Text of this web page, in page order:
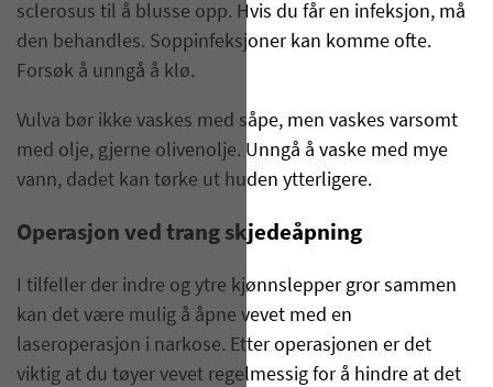
sclerosus til å blusse opp. Hvis du får en infeksjon, må
den behandles. Soppinfeksjoner kan komme ofte.
Forsøk å unngå å klø.
Vulva bør ikke vaskes med såpe, men vaskes varsomt
med olje, gjerne olivenolje. Unngå å vaske med mye
vann, dadet kan tørke ut huden ytterligere.
Operasjon ved trang skjedeåpning
I tilfeller der indre og ytre kjønnslepper gror sammen
kan det være mulig å åpne vevet med en
laseroperasjon i narkose. Etter operasjonen er det
viktig at du tøyer vevet regelmessig for å hindre at det